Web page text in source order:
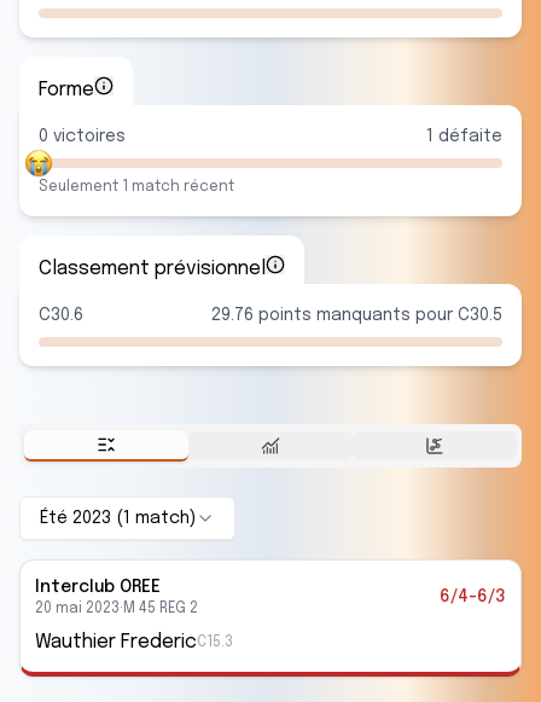
Forme
0 victoires défaite
Seulement match récent
Classement prévisionnel
C30.6 29.76 points manquants pour C30.5
Été 2023 ( match )
Interclub OREE
20 mai 2023· M 45 REG 2
6/4-6/3
Wauthier FredericC15.3